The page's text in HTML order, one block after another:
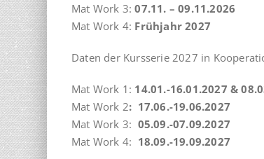
Mat Work 3:07.11. – 09.11.2026
Mat Work 4: Frühjahr 2027
Daten der Kursserie 2027 in
Mat Work 1: 14.01.-16.01.2027 &
Mat Work 2: 17.06.-19.06.2027
Mat Work 3: 05.09.-07.09.2027
Mat Work 4: 18.09.-19.09.2027